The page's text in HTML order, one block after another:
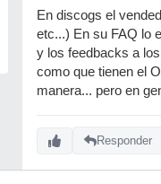
En discogs el
etc...) En su FAQ lo
y los feedbacks a
como que tienen el
manera... pero en
Responder